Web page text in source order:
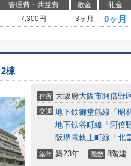
管理費・共益費 敷金 礼金
7,300円 3ヶ月 0ヶ月
棟
住所 大阪府大阪市阿倍野
交通 地下鉄御堂筋線 「 昭
地下鉄谷町線 「 阿倍
阪堺電軌上町線 「 北
築年 築23年 階数 8階建